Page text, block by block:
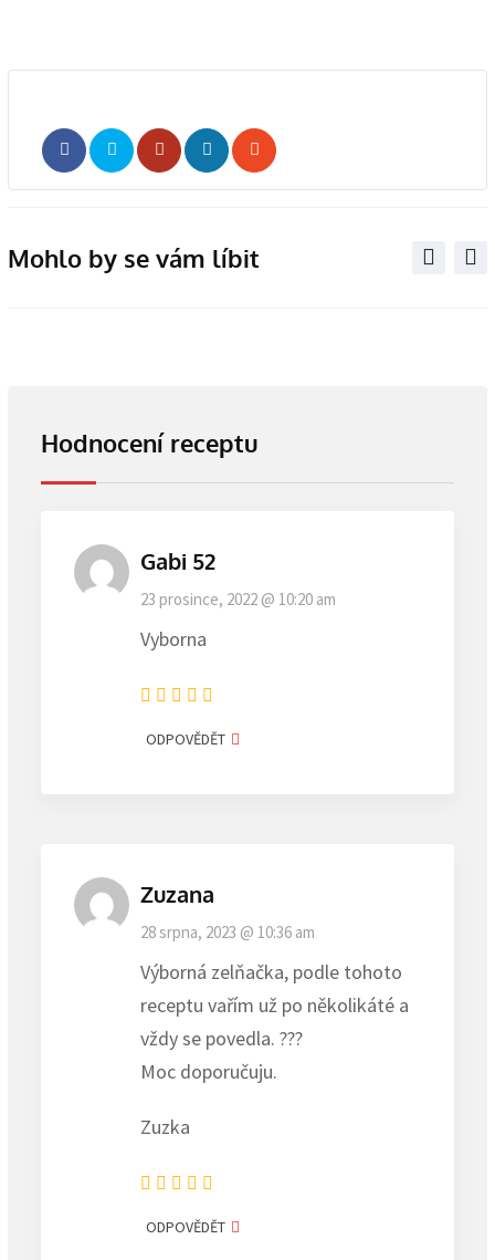
WhatsappShare
via
Print
Mohlo by se vám líbit
Hodnocení receptu
Gabi 52
23 prosince, 2022 @ 10:20 am
Vyborna
ODPOVĚDĚT
Zuzana
28 srpna, 2023 @ 10:36 am
Výborná zelňačka, podle tohoto
receptu vařím už po několikáté a
vždy se povedla. ???
Moc doporučuju.
Zuzka
ODPOVĚDĚT